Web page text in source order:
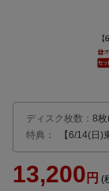
ディスク枚数 ： 8
特典：
【6/14(日
13,200 円 (